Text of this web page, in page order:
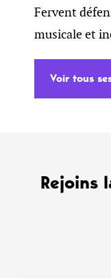
Fervent
musicale et
Voir tous
Rejoins